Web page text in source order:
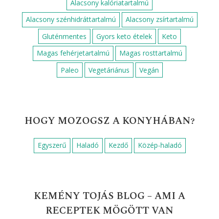
Alacsony kalóriatartalmú
Alacsony szénhidráttartalmú
Alacsony zsírtartalmú
Gluténmentes
Gyors keto ételek
Keto
Magas fehérjetartalmú
Magas rosttartalmú
Paleo
Vegetáriánus Vegán
HOGY MOZOGSZ A KONYHÁBAN?
Egyszerű Haladó Kezdő Közép-haladó
KEMÉNY TOJÁS BLOG – AMI A
RECEPTEK MÖGÖTT VAN